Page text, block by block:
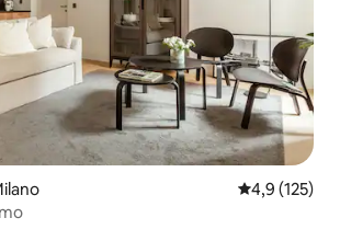
4,9 av 5 i
4,9 (125)